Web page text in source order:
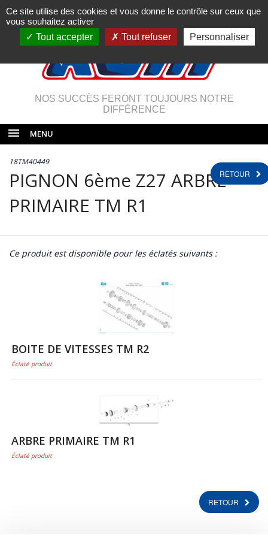
NOS SUCCÈS FERONT TOUJOURS NOTRE
DIFFÉRENCE
MENU
RETOUR
18TM40449
PIGNON 6ème Z27 ARBRE
PRIMAIRE TM R1
Ce produit est disponible pour les éclatés suivants :
BOITE DE VITESSES TM R2
Éclaté produit
ARBRE PRIMAIRE TM R1
Éclaté produit
RETOUR
Ce site utilise des cookies et vous donne le contrôle sur ceux que
vous souhaitez activer
Tout accepter
Tout refuser Personnaliser